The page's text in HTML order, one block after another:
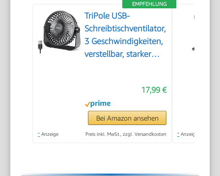
EMPFEHLUNG
TriPole USB-
Schreibtischventilator,
3 Geschwindigkeiten,
verstellbar, starker
persönlicher Desktop-
Ventilator, 11,4 cm,
tragbarer Mini-
17,99 €
Bei Amazon ansehen
* Anzeige Preis inkl. MwSt., zzgl. Versandkosten * Anzeige